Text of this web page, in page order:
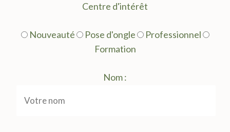
Centre d'intérêt
Nouveauté Pose d'ongle
Professionnel
Formation
Nom :